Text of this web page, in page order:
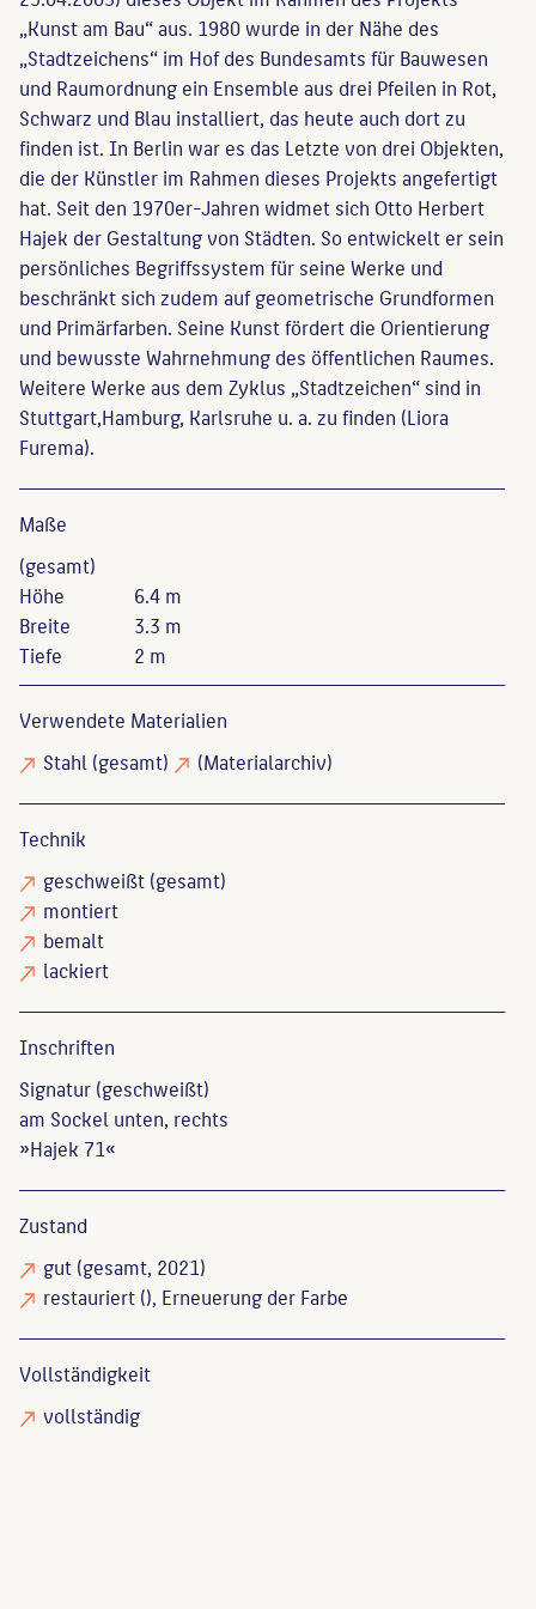
„Kunst am Bau“ aus. 1980 wurde in der Nähe des
„Stadtzeichens“ im Hof des Bundesamts für Bauwesen
und Raumordnung ein Ensemble aus drei Pfeilen in Rot,
Schwarz und Blau installiert, das heute auch dort zu
finden ist. In Berlin war es das Letzte von drei Objekten,
die der Künstler im Rahmen dieses Projekts angefertigt
hat. Seit den 1970er-Jahren widmet sich Otto Herbert
Hajek der Gestaltung von Städten. So entwickelt er sein
persönliches Begriffssystem für seine Werke und
beschränkt sich zudem auf geometrische Grundformen
und Primärfarben. Seine Kunst fördert die Orientierung
und bewusste Wahrnehmung des öffentlichen Raumes.
Weitere Werke aus dem Zyklus „Stadtzeichen“ sind in
Stuttgart,Hamburg, Karlsruhe u. a. zu finden (Liora
Furema).
Maße
(gesamt)
Höhe
Breite
Tiefe
6.4 m
3.3 m
2 m
Verwendete Materialien
Stahl(gesamt) (Materialarchiv)
Technik
geschweißt(gesamt)
montiert
bemalt
lackiert
Inschriften
Signatur (geschweißt)
am Sockel unten, rechts
»Hajek 71«
Zustand
gut(gesamt, 2021)
restauriert(), Erneuerung der Farbe
Vollständigkeit
vollständig